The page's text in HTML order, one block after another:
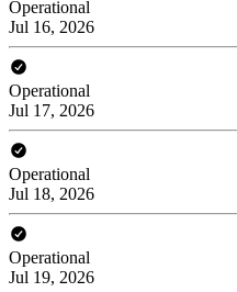
Operational
Jul 16, 2026
Operational
Jul 17, 2026
Operational
Jul 18, 2026
Operational
Jul 19, 2026